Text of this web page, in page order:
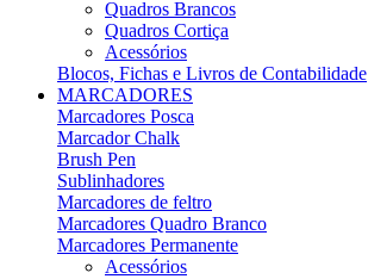
Quadros Brancos
Quadros Cortiça
Acessórios
Blocos, Fichas e Livros de Contabilidade
MARCADORES
Marcadores Posca
Marcador Chalk
Brush Pen
Sublinhadores
Marcadores de feltro
Marcadores Quadro Branco
Marcadores Permanente
Acessórios